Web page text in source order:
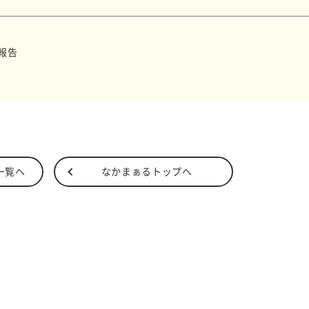
告
覧へ なかまぁるトップへ